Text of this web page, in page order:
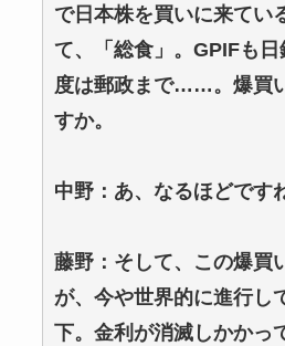
で日本株を買いに来てい
て、「総食」。GPIFも
度は郵政まで……。爆買
すか。
中野：あ、なるほどです
藤野：そして、この爆買
が、今や世界的に進行し
下。金利が消滅しかかっ